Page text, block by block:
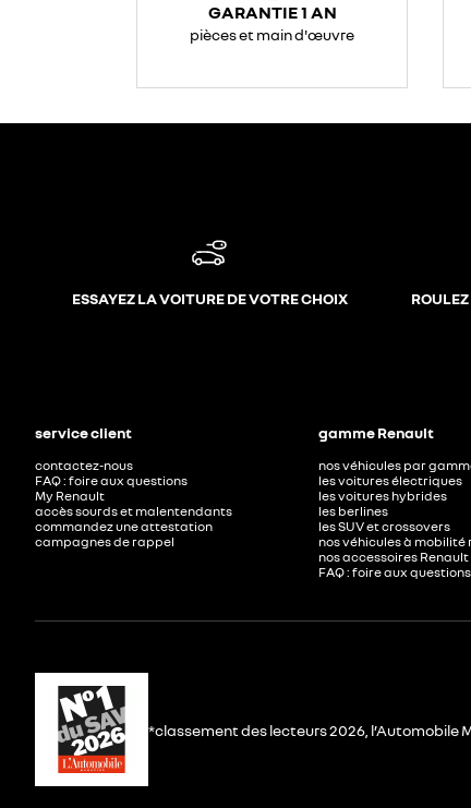
GARANTIE 1 AN
pièces et main d'œuvre
ESSAYEZ LA VOITURE DE VOTRE CHOIX
service client
contactez-nous
FAQ : foire aux questions
My Renault
accès sourds et malentendants
commandez une attestation
campagnes de rappel
gamme Renault
nos véhicules par
les voitures électriques
les voitures hybrides
les berlines
les SUV et crossovers
nos véhicules à mobilité
nos accessoires Renault​
FAQ : foire aux
*classement des lecteurs 2026, l’Automobile